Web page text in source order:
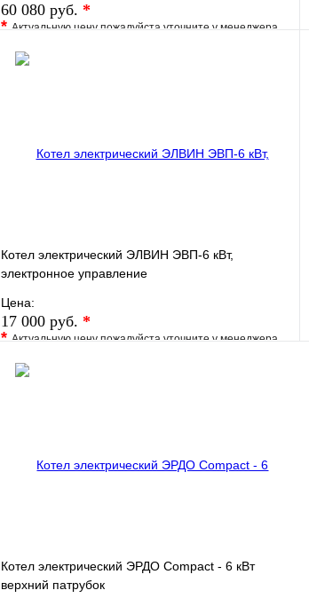
60 080 руб. *
*Актуальную цену пожалуйста уточните у менеджера
В избранное
Котел электрический ЭЛВИН ЭВП-6 кВт,
электронное управление
Цена:
17 000 руб. *
*Актуальную цену пожалуйста уточните у менеджера
В избранное
Котел электрический ЭРДО Compact - 6 кВт
верхний патрубок